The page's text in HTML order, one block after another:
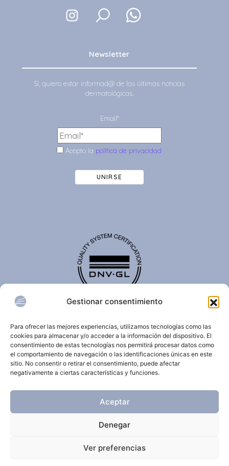
Gestionar consentimiento
Para ofrecer las mejores experiencias, utilizamos tecnologías como las
cookies para almacenar y/o acceder a la información del dispositivo. El
consentimiento de estas tecnologías nos permitirá procesar datos como
el comportamiento de navegación o las identificaciones únicas en este
sitio. No consentir o retirar el consentimiento, puede afectar
negativamente a ciertas características y funciones.
Aceptar
Denegar
Ver preferencias
Newsletter
Sí, quiero estar informad@ de las últimas noticias
dermatológicas.
Email*
Acepto la política de privacidad
UNIRSE
internacionalmente y confirma que una organización
cumple con estándares de calidad, seguridad,
sostenibilidad y/o gestión.
Todos los derechos reservados.
Política de privacidad
Política de cookies